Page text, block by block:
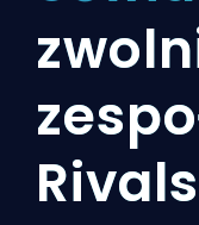
Rivals